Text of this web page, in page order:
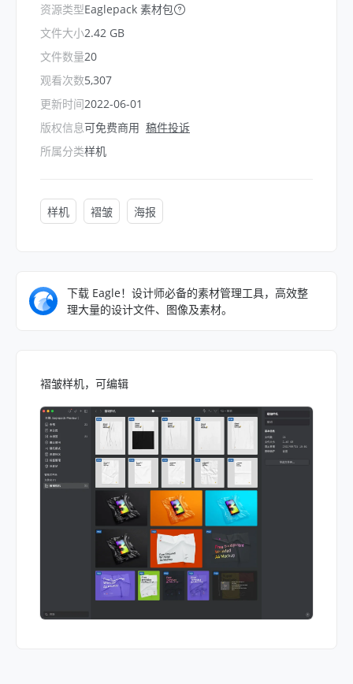
资源类型
文件大小
文件数量
观看次数
更新时间
版权信息
所属分类
Eaglepack 素材包
2.42 GB
20
5,307
2022-06-01
可免费商用 稿件投诉
样机
样机 褶皱 海报
下载 Eagle！设计师必备的素材管理工具，高效整
理大量的设计文件、图像及素材。
褶皱样机，可编辑